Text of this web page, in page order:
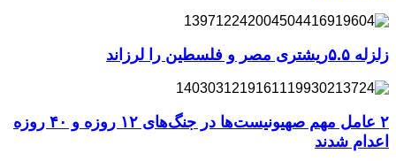
زلزله ۵.۵ریشتری مصر و فلسطین را لرزاند
۲ عامل مهم صهیونیست‌ها در جنگ‌های ۱۲ روزه و ۴۰ روزه
اعدام شدند